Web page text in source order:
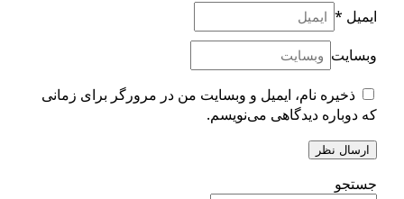
ایمیل*
وبسایت
ذخیره نام، ایمیل و وبسایت من در مرورگر برای زمانی
که دوباره دیدگاهی می‌نویسم.
جستجو